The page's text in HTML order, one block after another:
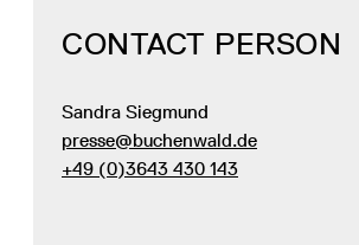
CONTACT PERSON
Sandra Siegmund
presse@buchenwald.de
+49 (0)3643 430 143